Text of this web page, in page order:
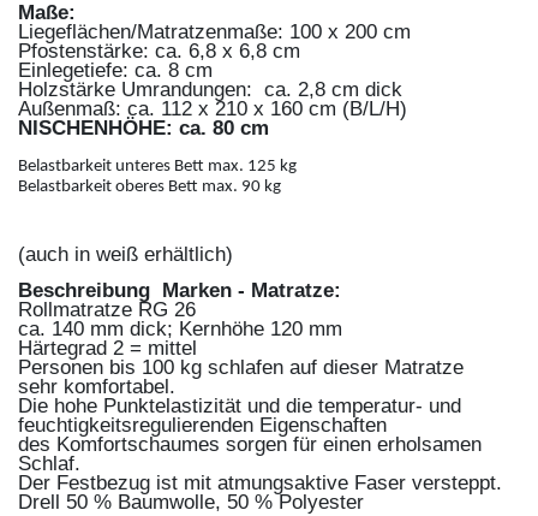
Maße:
Liegeflächen/Matratzenmaße: 100 x 200 cm
Pfostenstärke: ca. 6,8 x 6,8 cm
Einlegetiefe: ca. 8 cm
Holzstärke Umrandungen: ca. 2,8 cm dick
Außenmaß: ca. 112 x 210 x 160 cm (B/L/H)
NISCHENHÖHE: ca. 80 cm
Belastbarkeit unteres Bett max. 125 kg
Belastbarkeit oberes Bett max. 90 kg
(auch in weiß erhältlich)
Beschreibung Marken - Matratze:
Rollmatratze RG 26
ca. 140 mm dick; Kernhöhe 120 mm
Härtegrad 2 = mittel
Personen bis 100 kg schlafen auf dieser Matratze
sehr komfortabel.
Die hohe Punktelastizität und die temperatur- und
feuchtigkeitsregulierenden Eigenschaften
des Komfortschaumes sorgen für einen erholsamen
Schlaf.
Der Festbezug ist mit atmungsaktive Faser versteppt.
Drell 50 % Baumwolle, 50 % Polyester